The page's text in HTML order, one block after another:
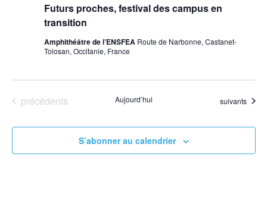
Futurs proches, festival des campus en
transition
Amphithéâtre de l’ENSFEA Route de Narbonne, Castanet-
Tolosan, Occitanie, France
Évènements
précédents Aujourd’hui Évènements
suivants
S’abonner au calendrier